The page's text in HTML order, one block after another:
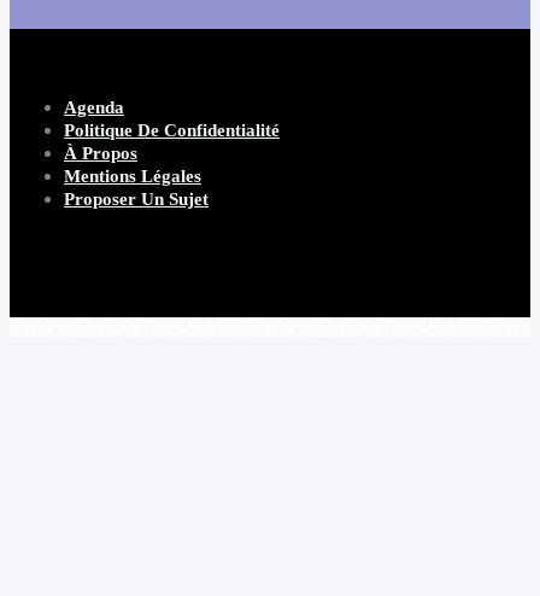
Agenda
Politique De Confidentialité
À Propos
Mentions Légales
Proposer Un Sujet